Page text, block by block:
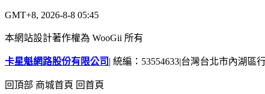
GMT+8, 2026-8-8 05:45
本網站設計著作權為 WooGii 所有
卡星魁網路股份有限公司 | 統編：53554633|台灣台北市內湖區
回頂部 商城首頁 回首頁